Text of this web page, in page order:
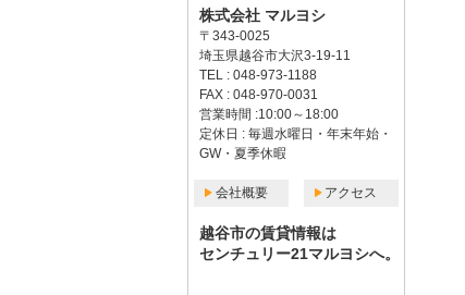
株式会社 マルヨシ
〒343-0025
埼玉県越谷市大沢3-19-11
TEL : 048-973-1188
FAX : 048-970-0031
営業時間 :10:00～18:00
定休日 : 毎週水曜日・年末年始・
GW・夏季休暇
会社概要 アクセス
越谷市の賃貸情報は
センチュリー21マルヨシへ。